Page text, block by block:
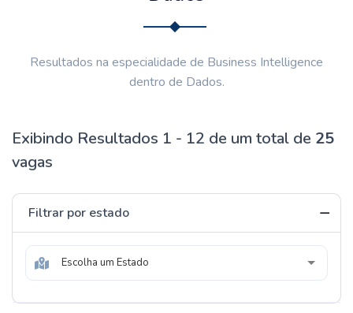
Resultados na especialidade de Business Intelligence
dentro de Dados.
Exibindo Resultados 1 - 12 de um total de 25
vagas
Filtrar por estado
Escolha um Estado